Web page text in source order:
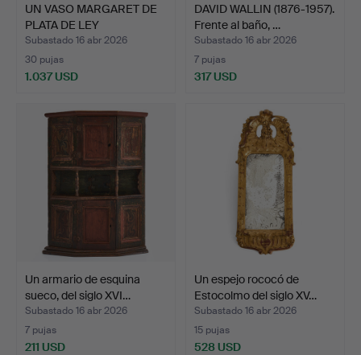
UN VASO MARGARET DE
PLATA DE LEY
MICHELSEN…
Subastado 16 abr 2026
30 pujas
1.037 USD
DAVID WALLIN (1876-1957).
Frente al baño, …
Subastado 16 abr 2026
7 pujas
317 USD
Un armario de esquina
sueco, del siglo XVI…
Subastado 16 abr 2026
7 pujas
211 USD
Un espejo rococó de
Estocolmo del siglo XV…
Subastado 16 abr 2026
15 pujas
528 USD